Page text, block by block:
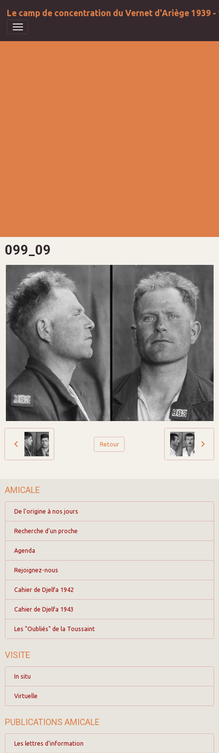
Le camp de concentration du Vernet d'Ariège 1939 -
099_09
Retour
AMICALE
De l'origine à nos jours
Recherche d'un proche
Agenda
Rejoignez-nous
Cahier de Djelfa 1942
Cahier de Djelfa 1943
Les "Oubliés" de la Toussaint
VISITE
In situ
Virtuelle
PUBLICATIONS AMICALE
Les lettres d'information